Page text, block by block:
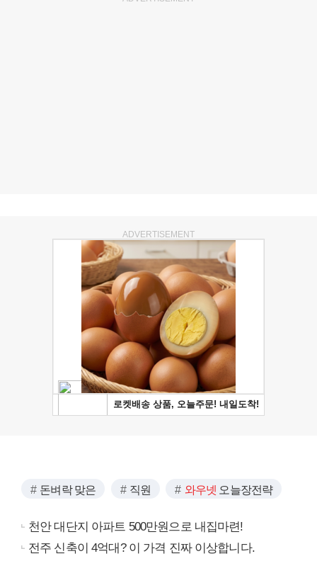
ADVERTISEMENT
돈벼락 맞은 직원 와우넷 오늘장전략
천안 대단지 아파트 500만원으로 내집마련!
전주 신축이 4억대? 이 가격 진짜 이상합니다.